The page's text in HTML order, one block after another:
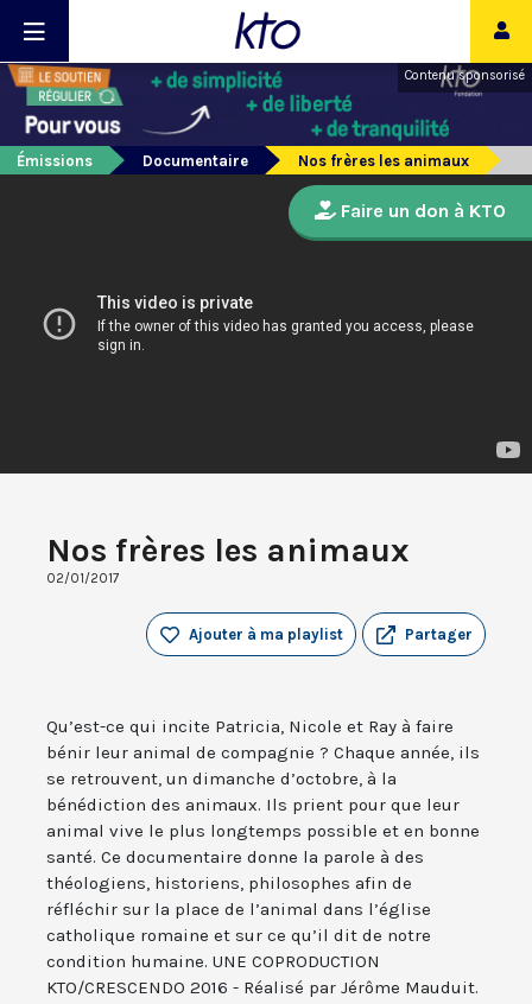
Contenu sponsorisé
Émissions Documentaire Nos frères les animaux
Nos frères les animaux
02/01/2017
Partager
Ajouter à ma playlist
Qu’est-ce qui incite Patricia, Nicole et Ray à faire
bénir leur animal de compagnie ? Chaque année, ils
se retrouvent, un dimanche d’octobre, à la
bénédiction des animaux. Ils prient pour que leur
animal vive le plus longtemps possible et en bonne
santé. Ce documentaire donne la parole à des
théologiens, historiens, philosophes afin de
réfléchir sur la place de l’animal dans l’église
catholique romaine et sur ce qu’il dit de notre
condition humaine. UNE COPRODUCTION
KTO/CRESCENDO 2016 - Réalisé par Jérôme Mauduit.
Faire un don à KTO